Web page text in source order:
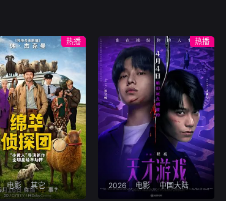
络漫画《梨泰院Class》。
电影 其它
热播
2026 电影 中国大陆
热播